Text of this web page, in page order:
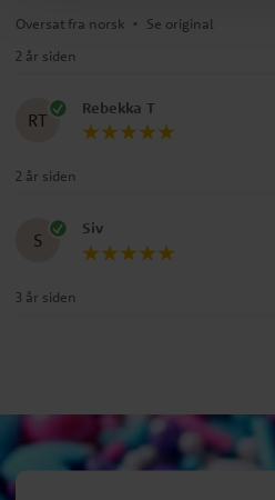
Oversat fra norsk •
Se original
2 år siden
RT
Rebekka T
2 år siden
S
Siv
3 år siden